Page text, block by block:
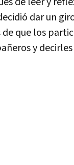
dar un
de que los
y